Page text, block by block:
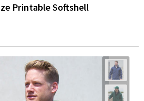
Printable Softshell